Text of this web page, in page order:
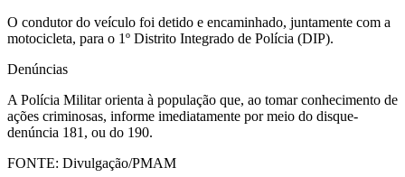
O condutor do veículo foi detido e encaminhado, juntamente com a
motocicleta, para o 1º Distrito Integrado de Polícia (DIP).
Denúncias
A Polícia Militar orienta à população que, ao tomar conhecimento de
ações criminosas, informe imediatamente por meio do disque-
denúncia 181, ou do 190.
FONTE: Divulgação/PMAM